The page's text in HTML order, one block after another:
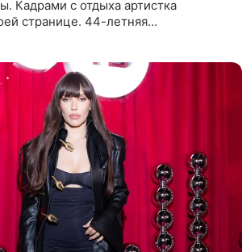
Кадрами с отдыха артистка
странице. 44-летняя